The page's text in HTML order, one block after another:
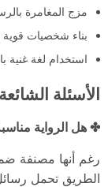
مزج المغامرة
بناء شخصيات قوية
استخدام لغة غنية
الأسئلة
✤ هل الرواية
رغم أنها مصنفة
الطريق تحمل